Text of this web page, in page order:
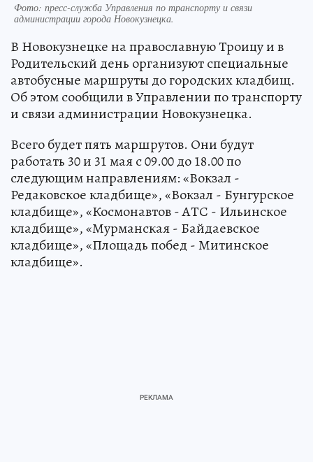
Фото: пресс-служба Управления по транспорту и связи
администрации города Новокузнецка.
В Новокузнецке на православную Троицу и в
Родительский день организуют специальные
автобусные маршруты до городских кладбищ.
Об этом сообщили в Управлении по транспорту
и связи администрации Новокузнецка.
Всего будет пять маршрутов. Они будут
работать 30 и 31 мая с 09.00 до 18.00 по
следующим направлениям: «Вокзал -
Редаковское кладбище», «Вокзал - Бунгурское
кладбище», «Космонавтов - АТС - Ильинское
кладбище», «Мурманская - Байдаевское
кладбище», «Площадь побед - Митинское
кладбище».